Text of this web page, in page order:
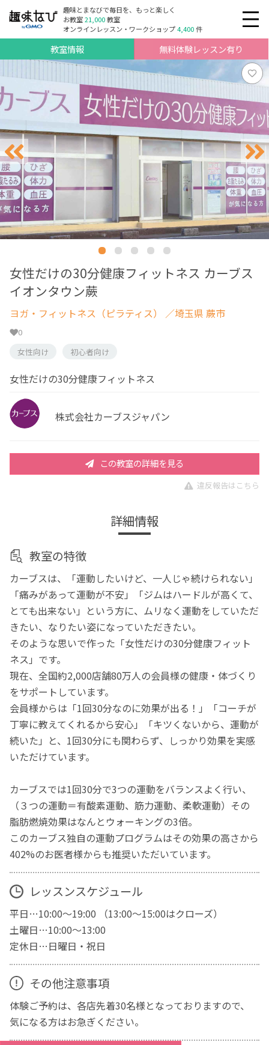
趣味とまなびで毎日を、もっと楽しく
お教室21,000教室
オンラインレッスン・ワークショップ4,400件
教室情報 無料体験レッスン有り
女性だけの30分健康フィットネス カーブス
イオンタウン蕨
ヨガ・フィットネス（ピラティス） ／埼玉県 蕨市
0
女性向け
初心者向け
女性だけの30分健康フィットネス
株式会社カーブスジャパン
この教室の詳細を見る
違反報告はこちら
詳細情報
教室の特徴
カーブスは、「運動したいけど、一人じゃ続けられない」
「痛みがあって運動が不安」「ジムはハードルが高くて、
とても出来ない」という方に、ムリなく運動をしていただ
きたい、なりたい姿になっていただきたい。
そのような思いで作った「女性だけの30分健康フィット
ネス」です。
現在、全国約2,000店舗80万人の会員様の健康・体づくり
をサポートしています。
会員様からは「1回30分なのに効果が出る！」「コーチが
丁寧に教えてくれるから安心」「キツくないから、運動が
続いた」と、1回30分にも関わらず、しっかり効果を実感
いただけています。
カーブスでは1回30分で3つの運動をバランスよく行い、
（３つの運動＝有酸素運動、筋力運動、柔軟運動）その
脂肪燃焼効果はなんとウォーキングの3倍。
このカーブス独自の運動プログラムはその効果の高さから
402%のお医者様からも推奨いただいています。
レッスンスケジュール
平日…10:00～19:00 （13:00～15:00はクローズ）
土曜日…10:00～13:00
定休日…日曜日・祝日
その他注意事項
体験ご予約は、各店先着30名様となっておりますので、
気になる方はお急ぎください。